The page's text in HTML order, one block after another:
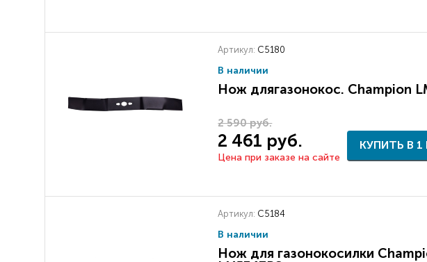
Артикул: C5180
В наличии
Нож длягазонокос. Champion
2 590 руб.
2 461 руб.
Цена при заказе на сайте
КУПИТЬ В 1
Артикул: C5184
В наличии
Нож для газонокосилки